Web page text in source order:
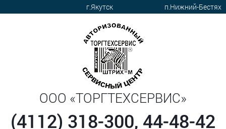
п.Нижний-Бестях
г.Якутск
ООО «ТОРГТЕХСЕРВИС»
(4112) 318-300, 44-48-42